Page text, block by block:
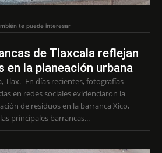
te puede interesar
de Tlaxcala reflejan
en la planeación urbana
Tlax.- En días recientes, fotografías
en redes sociales evidenciaron la
de residuos en la barranca Xico,
principales barrancas...